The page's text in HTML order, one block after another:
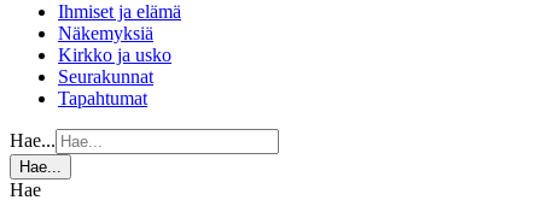
Ihmiset ja elämä
Näkemyksiä
Kirkko ja usko
Seurakunnat
Tapahtumat
Hae...
Hae...
Hae